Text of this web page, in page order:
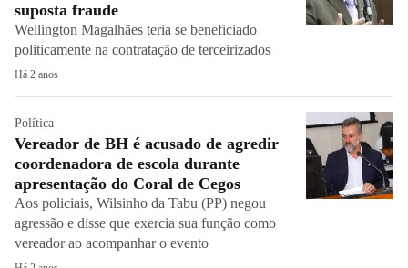
suposta fraude
Wellington Magalhães teria se beneficiado
politicamente na contratação de terceirizados
Há 2 anos
Política
Vereador de BH é acusado de agredir
coordenadora de escola durante
apresentação do Coral de Cegos
Aos policiais, Wilsinho da Tabu (PP) negou
agressão e disse que exercia sua função como
vereador ao acompanhar o evento